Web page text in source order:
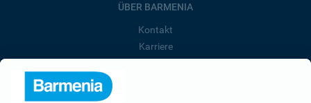
ÜBER BARMENIA
Kontakt
Karriere